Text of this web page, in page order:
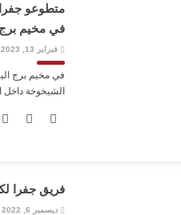
متطوعو
في مخيم برج
فبراير 13, 2023
في مخيم برج
الشيخوخة داخل
فريق جفرا
ديسمبر 6, 2022